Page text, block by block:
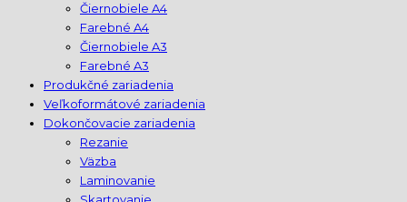
Čiernobiele A4
Farebné A4
Čiernobiele A3
Farebné A3
Produkčné zariadenia
Veľkoformátové zariadenia
Dokončovacie zariadenia
Rezanie
Väzba
Laminovanie